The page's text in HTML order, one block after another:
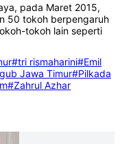
pada Maret 2015,
50 tokoh berpengaruh
tokoh lain seperti
#tri rismaharini#Emil
Jawa Timur#Pilkada
#Zahrul Azhar